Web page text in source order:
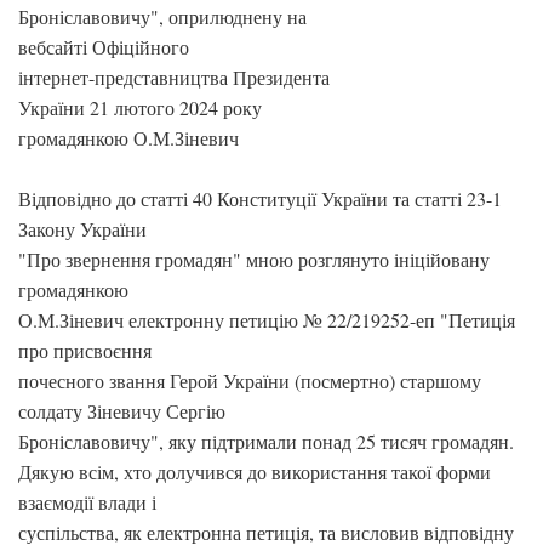
Броніславовичу", оприлюднену на
вебсайті Офіційного
інтернет-представництва Президента
України 21 лютого 2024 року
громадянкою О.М.Зіневич
Відповідно до статті 40 Конституції України та статті 23-1
Закону України
"Про звернення громадян" мною розглянуто ініційовану
громадянкою
О.М.Зіневич електронну петицію № 22/219252-еп "Петиція
про присвоєння
почесного звання Герой України (посмертно) старшому
солдату Зіневичу Сергію
Броніславовичу", яку підтримали понад 25 тисяч громадян.
Дякую всім, хто долучився до використання такої форми
взаємодії влади і
суспільства, як електронна петиція, та висловив відповідну